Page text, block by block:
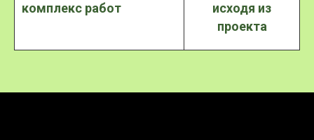
комплекс работ
исходя из
проекта